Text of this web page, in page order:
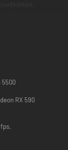
je zelf weten. Je
passen bij de
efficiënt je fabriek
5 5500
GTX 1660 / AMD Radeon RX 590